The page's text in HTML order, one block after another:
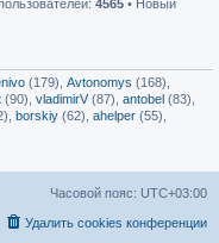
4565 • Новый
(179), Avtonomys (168),
(90), vladimirV(87), antobel (83),
borskiy (62), ahelper (55),
Часовой пояс: UTC+03:00
Удалить cookies конференции